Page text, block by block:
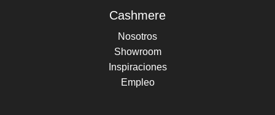
Cashmere
Nosotros
Showroom
Inspiraciones
Empleo